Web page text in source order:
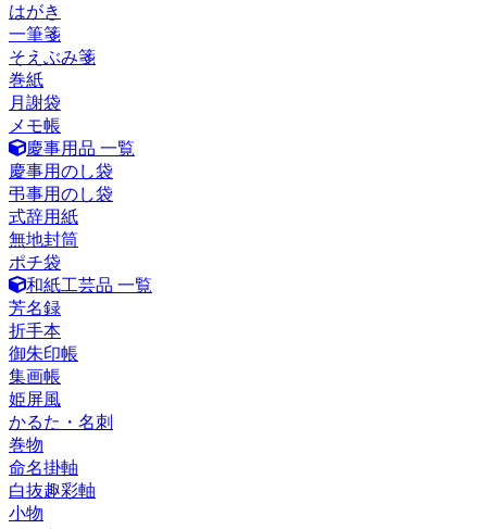
はがき
一筆箋
そえぶみ箋
巻紙
月謝袋
メモ帳
慶事用品 一覧
慶事用のし袋
弔事用のし袋
式辞用紙
無地封筒
ポチ袋
和紙工芸品 一覧
芳名録
折手本
御朱印帳
集画帳
姫屏風
かるた・名刺
巻物
命名掛軸
白抜趣彩軸
小物